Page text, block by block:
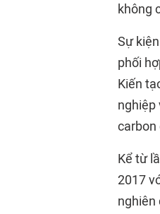
không
Sự
phối
Kiến
nghiệp
carbon
Kể từ
2017
nghiên